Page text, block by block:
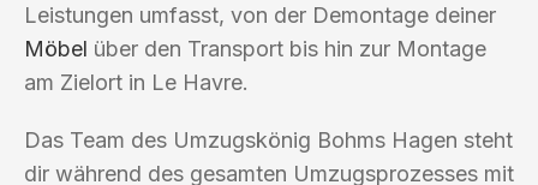
Leistungen umfasst, von der Demontage deiner
Möbel über den Transport bis hin zur Montage
am Zielort in Le Havre.
Das Team des Umzugskönig Bohms Hagen steht
dir während des gesamten Umzugsprozesses mit